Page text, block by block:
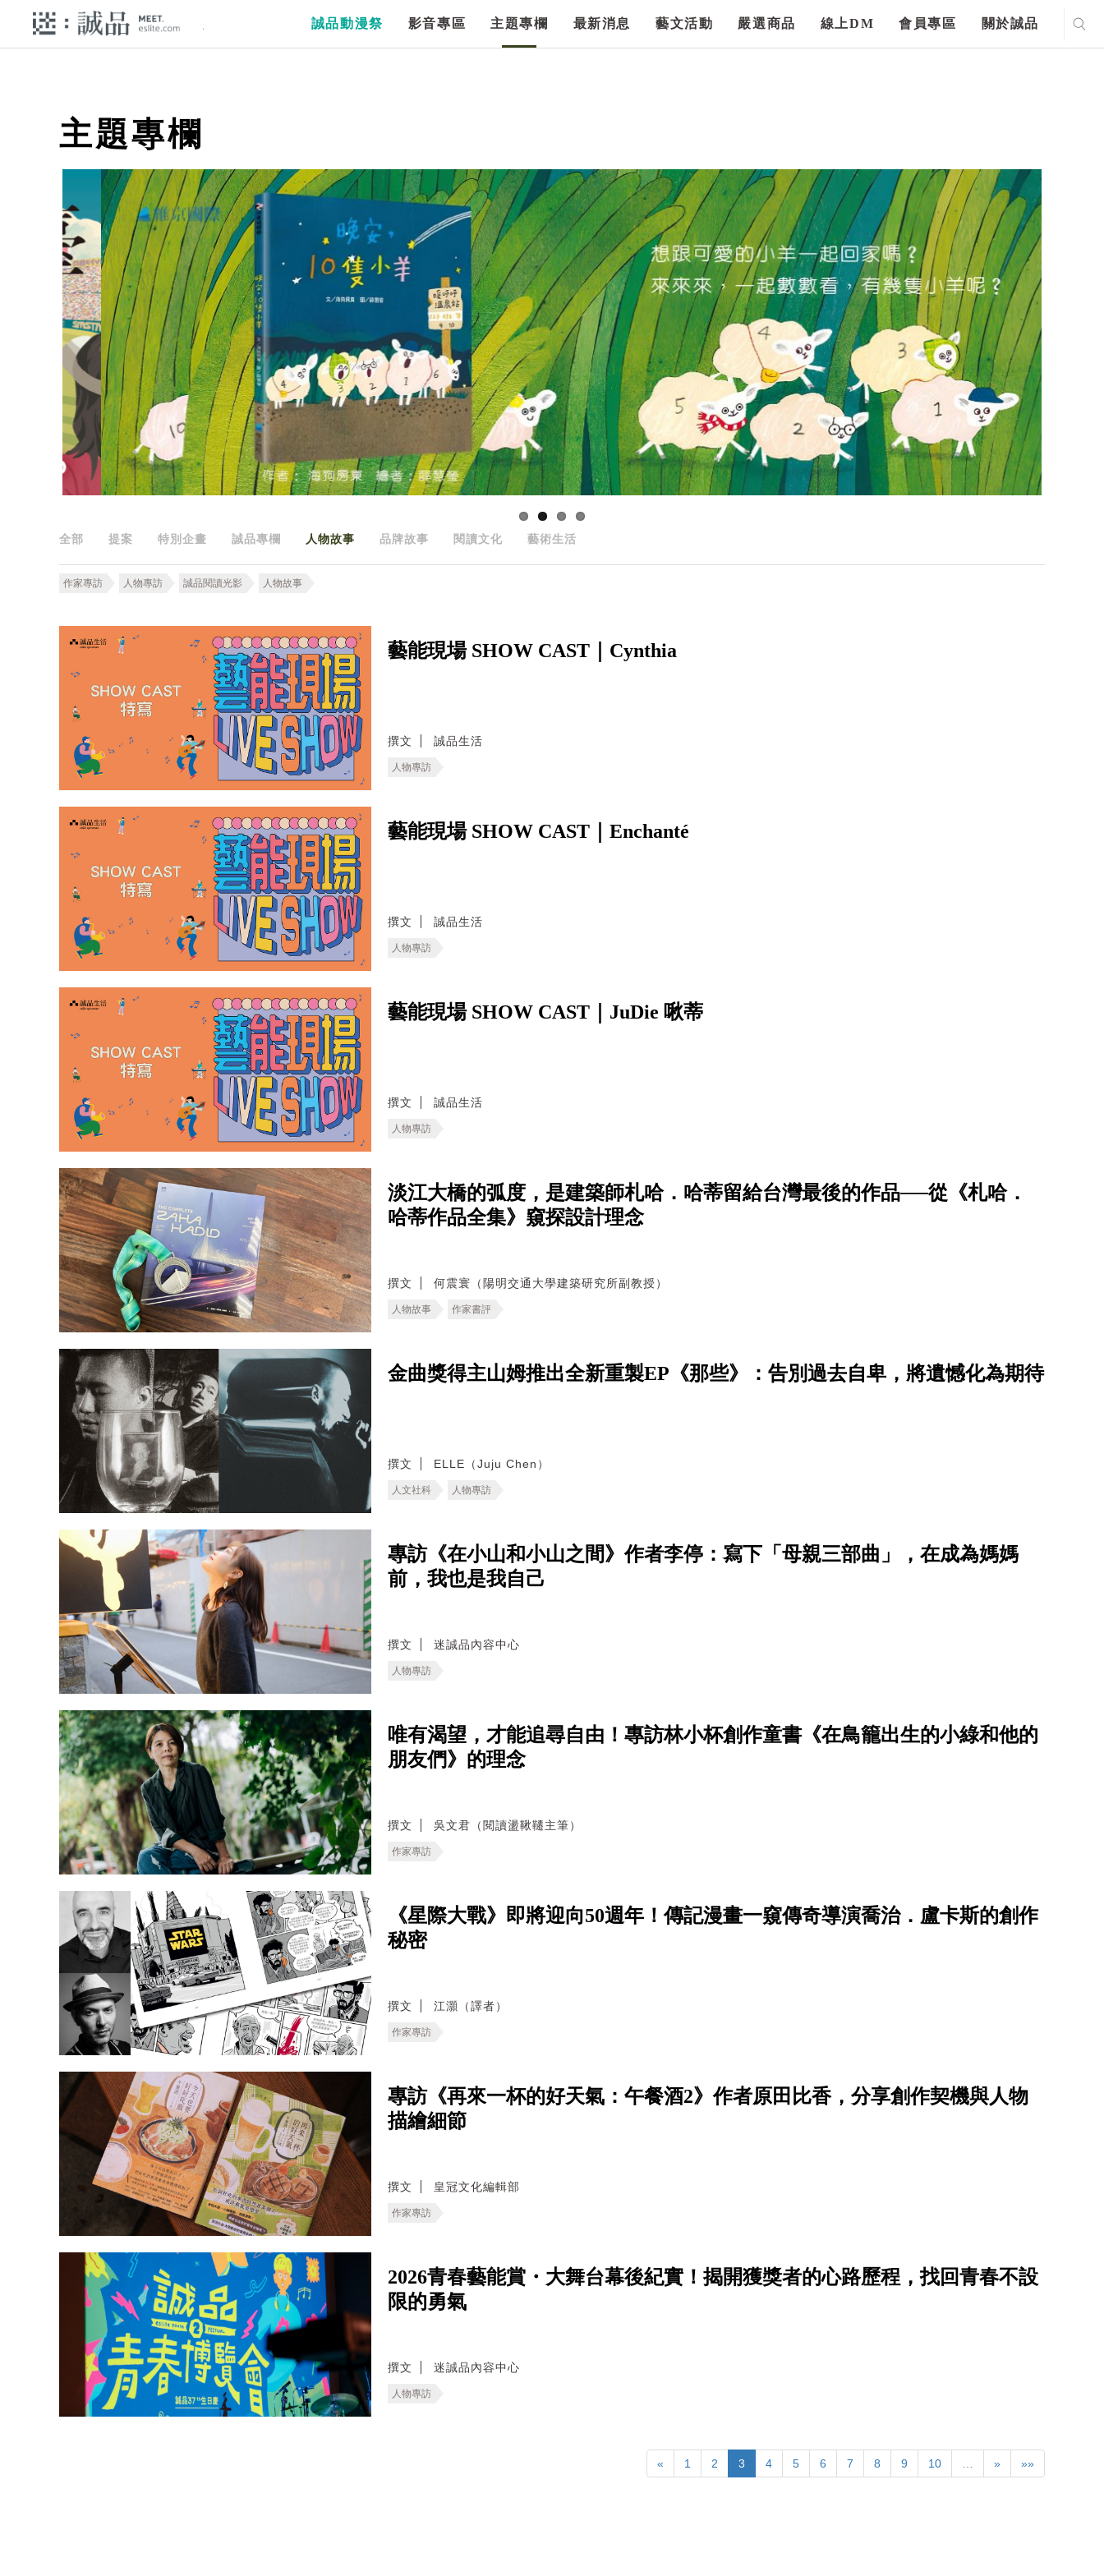
誠品動漫祭 影音專區 主題專欄 最新消息 藝文活動 嚴選商品 線上DM 會員專區 關於誠品
主題專欄
全部 提案 特別企畫 誠品專欄 人物故事 品牌故事 閱讀文化 藝術生活
作家專訪 人物專訪 誠品閱讀光影 人物故事
藝能現場 SHOW CAST｜Cynthia
撰文 誠品生活
人物專訪
藝能現場 SHOW CAST｜Enchanté
撰文 誠品生活
人物專訪
藝能現場 SHOW CAST｜JuDie 啾蒂
撰文 誠品生活
人物專訪
淡江大橋的弧度，是建築師札哈．哈蒂留給台灣最後的作品──從《札哈．
哈蒂作品全集》窺探設計理念
撰文 何震寰（陽明交通大學建築研究所副教授）
人物故事 作家書評
金曲獎得主山姆推出全新重製EP《那些》：告別過去自卑，將遺憾化為期待
撰文 ELLE（Juju Chen）
人文社科 人物專訪
專訪《在小山和小山之間》作者李停：寫下「母親三部曲」，在成為媽媽
前，我也是我自己
撰文 迷誠品內容中心
人物專訪
唯有渴望，才能追尋自由！專訪林小杯創作童書《在鳥籠出生的小綠和他的
朋友們》的理念
撰文 吳文君（閱讀盪鞦韆主筆）
作家專訪
《星際大戰》即將迎向50週年！傳記漫畫一窺傳奇導演喬治．盧卡斯的創作
秘密
撰文 江灝（譯者）
作家專訪
專訪《再來一杯的好天氣：午餐酒2》作者原田比香，分享創作契機與人物
描繪細節
撰文 皇冠文化編輯部
作家專訪
2026青春藝能賞・大舞台幕後紀實！揭開獲獎者的心路歷程，找回青春不設
限的勇氣
撰文 迷誠品內容中心
人物專訪
« 1 2 3 4 5 6 7 8 9 10 … » »»